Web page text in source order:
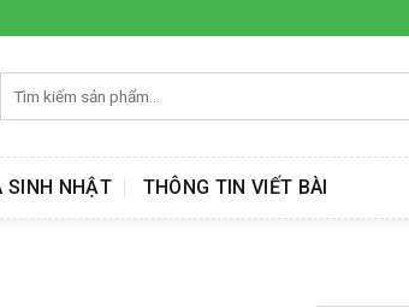
kiếm:
SINH NHẬT THÔNG TIN VIẾT BÀI